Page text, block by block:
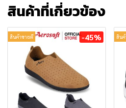
สินค้าที่เกี่ยวข้อง
สินค้าขายดี -45% สิน